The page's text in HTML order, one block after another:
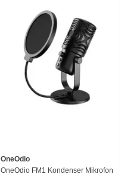
OneOdio
OneOdio FM1 Kondenser Mikrofon